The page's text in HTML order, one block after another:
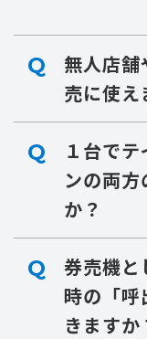
Q
無人店
売に使え
Q
１台で
ンの両
か？
Q
券売機と
時の「呼
きますか